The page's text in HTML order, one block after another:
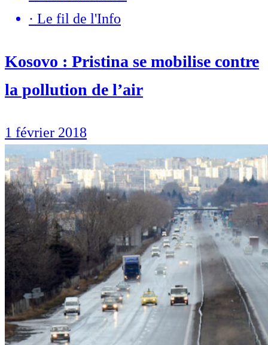
· Le fil de l'Info
Kosovo : Pristina se mobilise contre
la pollution de l’air
1 février 2018